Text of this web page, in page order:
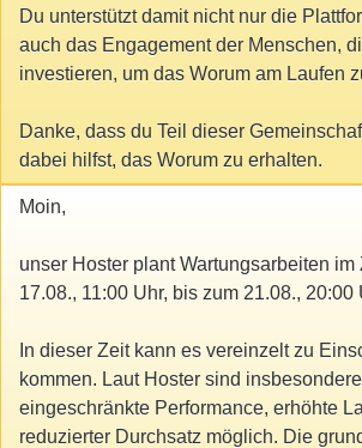
Du unterstützt damit nicht nur die
auch das Engagement der Menschen,
investieren, um das Worum am Laufen
Danke, dass du Teil dieser
dabei hilfst, das Worum zu erhalten.
Moin,
unser Hoster plant Wartungsarbeiten im
17.08., 11:00 Uhr, bis zum 21.08., 20:00
In dieser Zeit kann es vereinzelt zu
kommen. Laut Hoster sind
eingeschränkte Performance, erhöhte
reduzierter Durchsatz möglich. Die